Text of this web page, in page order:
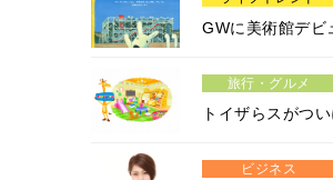
GWに美術館デビ
旅行・グルメ
トイザらスがつ
ビジネス